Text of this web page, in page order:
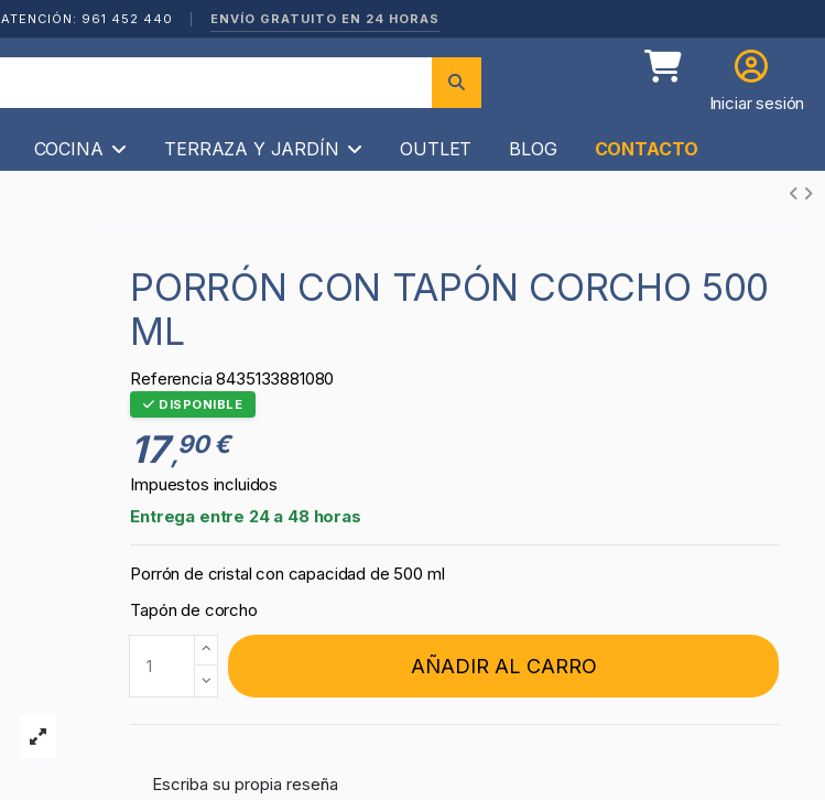
ATENCIÓN: 961 452 440 ENVÍO GRATUITO EN 24 HORAS
Iniciar sesión
COCINA TERRAZA Y JARDÍN OUTLET BLOG CONTACTO
PORRÓN CON TAPÓN CORCHO 500
ML
Referencia 8435133881080
DISPONIBLE
17,90 €
Impuestos incluidos
Entrega entre 24 a 48 horas
Porrón de cristal con capacidad de 500 ml
Tapón de corcho
AÑADIR AL CARRO
Escriba su propia reseña